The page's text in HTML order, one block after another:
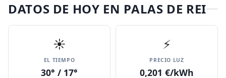
DATOS DE HOY EN PALAS DE REI
☀️
EL TIEMPO
30° / 17°
⚡
PRECIO LUZ
0,201 €/kWh